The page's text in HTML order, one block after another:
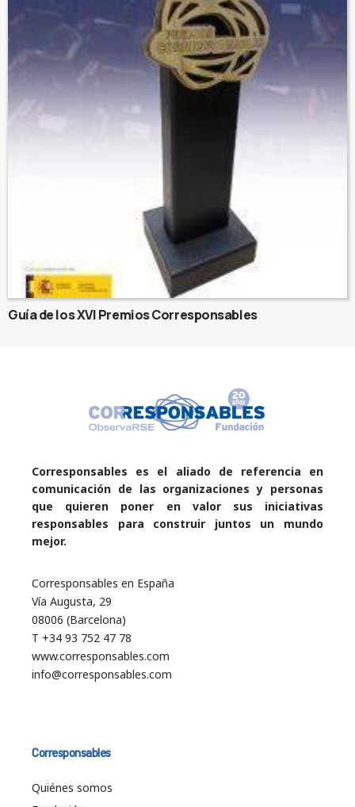
Guía de los XVI Premios Corresponsables
Corresponsables es el aliado de referencia en
comunicación de las organizaciones y personas
que quieren poner en valor sus iniciativas
responsables para construir juntos un mundo
mejor.
Corresponsables en España
Vía Augusta, 29
08006 (Barcelona)
T +34 93 752 47 78
www.corresponsables.com
info@corresponsables.com
Corresponsables
Quiénes somos